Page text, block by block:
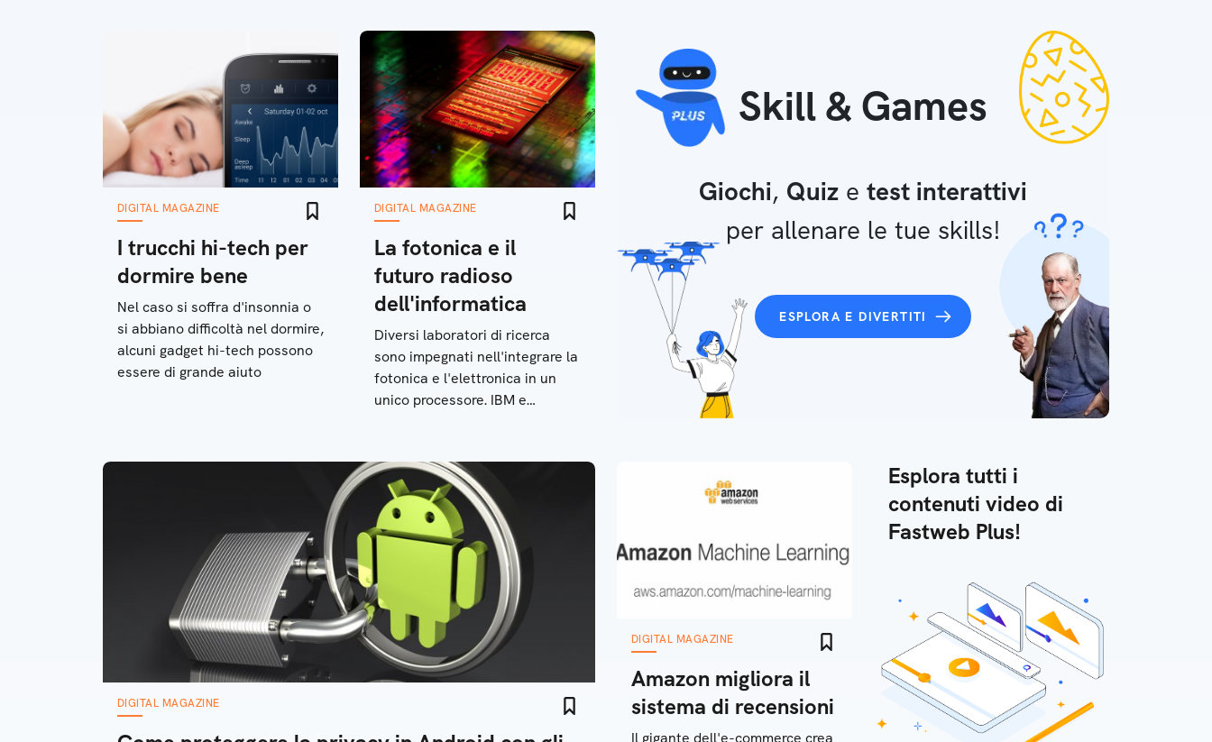
DIGITAL MAGAZINE
I trucchi hi-tech per
dormire bene
Nel caso si soffra d'insonnia o
si abbiano difficoltà nel dormire,
alcuni gadget hi-tech possono
essere di grande aiuto
DIGITAL MAGAZINE
La fotonica e il
futuro radioso
dell'informatica
Diversi laboratori di ricerca
sono impegnati nell'integrare la
fotonica e l'elettronica in un
unico processore. IBM e
Skill & Games
Giochi, Quiz e test interattivi
per allenare le tue skills!
ESPLORA E DIVERTITI
DIGITAL MAGAZINE
DIGITAL MAGAZINE
Amazon migliora il
sistema di recensioni
Il gigante dell'e-commerce crea
Esplora tutti i
contenuti video di
Fastweb Plus!